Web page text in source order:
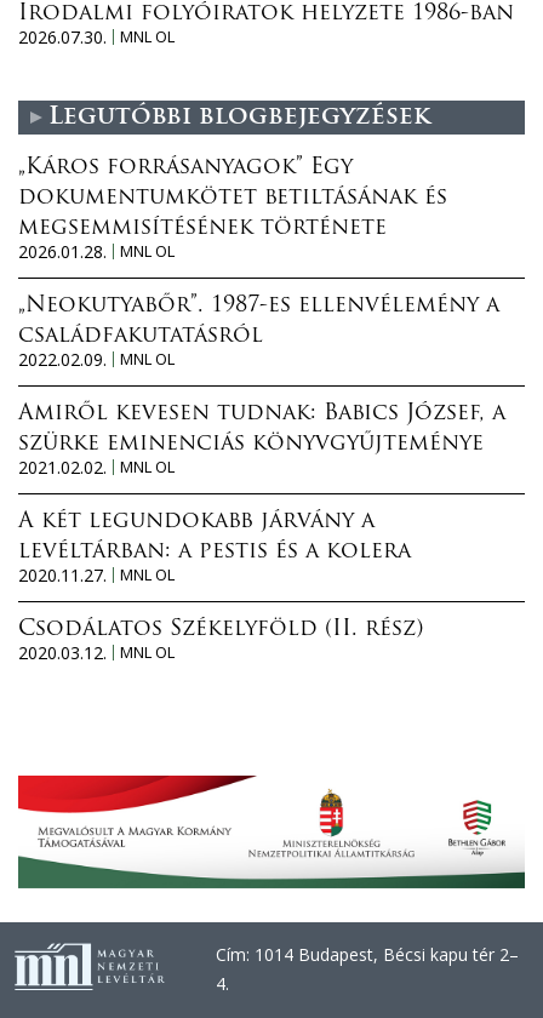
Irodalmi folyóiratok helyzete 1986-ban
2026.07.30.
MNL OL
Legutóbbi blogbejegyzések
„Káros forrásanyagok” Egy
dokumentumkötet betiltásának és
megsemmisítésének története
2026.01.28.
MNL OL
„Neokutyabőr”. 1987-es ellenvélemény a
családfakutatásról
2022.02.09.
MNL OL
Amiről kevesen tudnak: Babics József, a
szürke eminenciás könyvgyűjteménye
2021.02.02.
MNL OL
A két legundokabb járvány a
levéltárban: a pestis és a kolera
2020.11.27.
MNL OL
Csodálatos Székelyföld (II. rész)
2020.03.12.
MNL OL
Cím: 1014 Budapest, Bécsi kapu tér 2–
4.